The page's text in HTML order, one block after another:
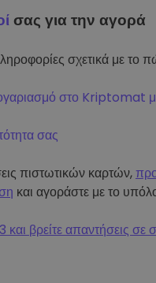
σας για την αγορά
σχετικά με το
στο Kriptomat
σας
πιστωτικών καρτών,
και αγοράστε με το
βρείτε απαντήσεις σε